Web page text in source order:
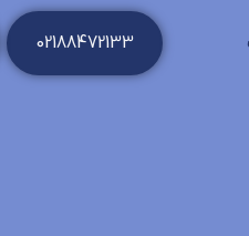
02188472133